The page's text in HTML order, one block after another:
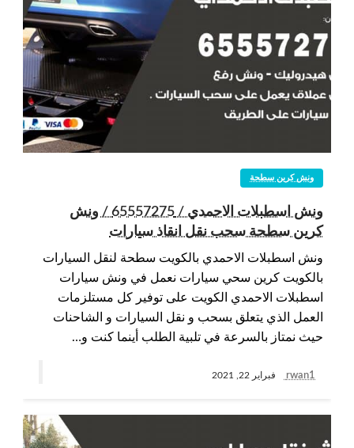
ونش كرين سطحة
ونش اسطبلات الاحمدي / 65557275 / ونش
كرين سطحة سحب نقل انقاذ سيارات
ونش اسطبلات الاحمدي بالكويت سطحة لنقل السيارات
بالكويت كرين سحي سيارات نعمل في ونش سيارات
اسطبلات الاحمدي الكويت على توفير كل مستلزمات
العمل الذي يتعلق بسحب و نقل السيارات و الشاحنات
حيث نمتاز بالسرعة في تلبية الطلب أينما كنت و…
rwan1 فبراير 22, 2021